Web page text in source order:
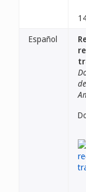
Español